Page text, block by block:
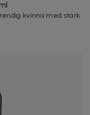
kvinna med stark